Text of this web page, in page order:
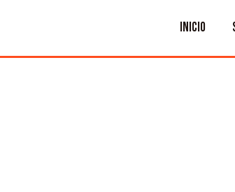
INICIO